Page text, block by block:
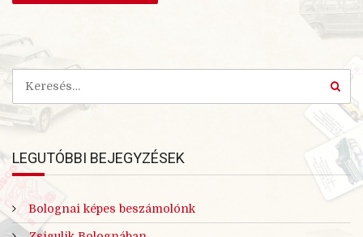
LEGUTÓBBI BEJEGYZÉSEK
Bolognai képes beszámolónk